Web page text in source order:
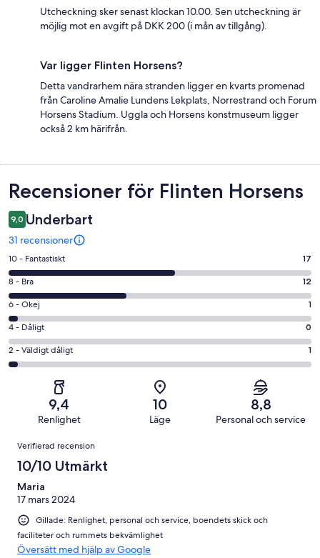
Utcheckning sker senast klockan 10.00. Sen utcheckning är
möjlig mot en avgift på DKK 200 (i mån av tillgång).
Var ligger Flinten Horsens?
Detta vandrarhem nära stranden ligger en kvarts promenad
från Caroline Amalie Lundens Lekplats, Norrestrand och Forum
Horsens Stadium. Uggla och Horsens konstmuseum ligger
också 2 km härifrån.
Recensioner
Recensioner för Flinten Horsens
9,0 Underbart
31 recensioner
10
-
Fantastiskt
i
betyg.
17
av
31
recensioner
10 - Fantastiskt 17
8
-
Bra
i
betyg.
12
recensioner
8 - Bra 12
6
-
Okej
i
betyg.
recensioner
6 - Okej 1
4
-
Dåligt
recensioner
4 - Dåligt 0
2
-
betyg.
recensioner
2 - Väldigt dåligt 1
9,4
Renlighet
10
Läge
8,8
Personal och service
Recensioner
Verifierad recension
10/10 Utmärkt
Maria
17 mars 2024
Gillade: Renlighet, personal och service, boendets skick och
faciliteter och rummets bekvämlighet
Översätt med hjälp av Google